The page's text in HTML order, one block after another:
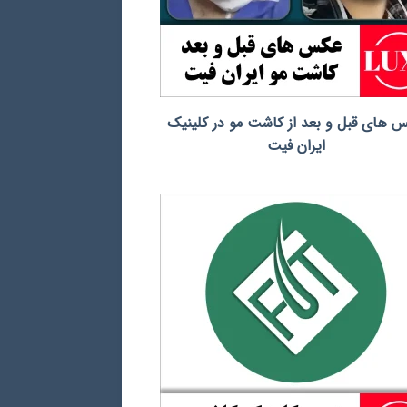
های قبل و بعد از کاشت مو در کلینیک
ایران فیت